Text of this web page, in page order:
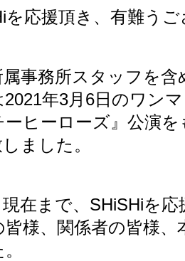
を応援頂き、有難う
属事務所スタッフを含
2021年3月 6日のワン
ヒーローズ』公演
ました。
在まで、 SHiSHiを応
様、関係者の皆様、